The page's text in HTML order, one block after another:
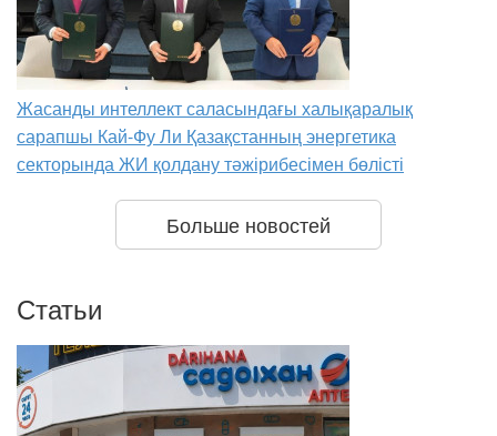
Жасанды интеллект саласындағы халықаралық
сарапшы Кай-Фу Ли Қазақстанның энергетика
секторында ЖИ қолдану тәжірибесімен бөлісті
Больше новостей
Статьи